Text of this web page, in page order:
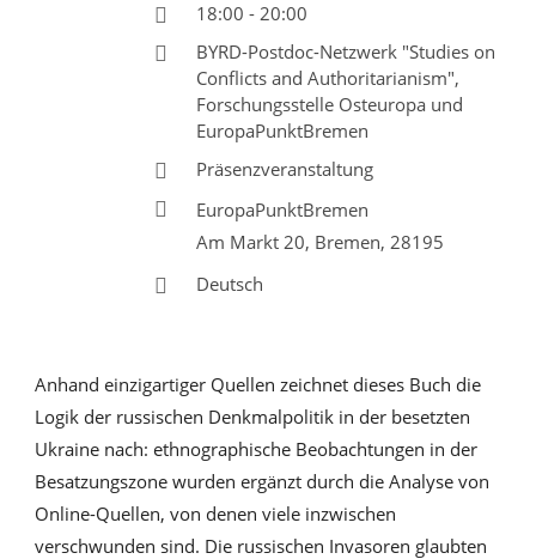
18:00 - 20:00
BYRD-Postdoc-Netzwerk "Studies on
Conflicts and Authoritarianism",
Forschungsstelle Osteuropa und
EuropaPunktBremen
Präsenzveranstaltung
EuropaPunktBremen
Am Markt 20, Bremen, 28195
Deutsch
Anhand einzigartiger Quellen zeichnet dieses Buch die
Logik der russischen Denkmalpolitik in der besetzten
Ukraine nach: ethnographische Beobachtungen in der
Besatzungszone wurden ergänzt durch die Analyse von
Online-Quellen, von denen viele inzwischen
verschwunden sind. Die russischen Invasoren glaubten